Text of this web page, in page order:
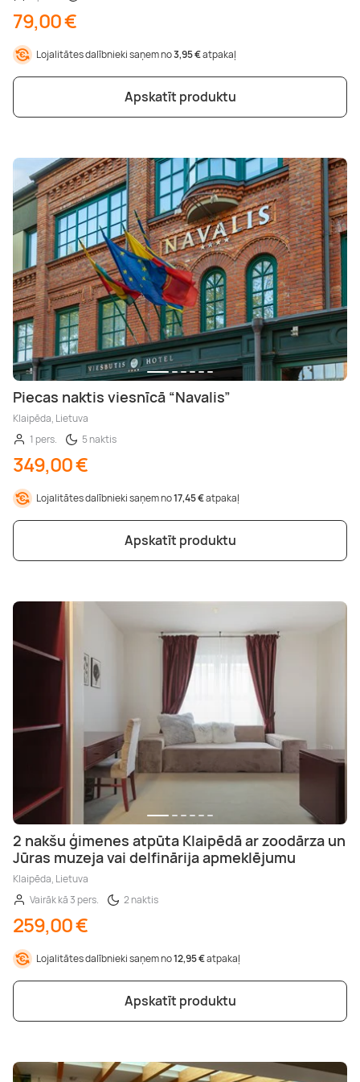
79,00 €
Lojalitātes dalībnieki saņem no3,95 €atpakaļ
Apskatīt produktu
Piecas naktis viesnīcā “Navalis”
Klaipēda, Lietuva
1 pers.
5 naktis
349,00 €
Lojalitātes dalībnieki saņem no17,45 €atpakaļ
Apskatīt produktu
2 nakšu ģimenes atpūta Klaipēdā ar zoodārza un
Jūras muzeja vai delfinārija apmeklējumu
Klaipēda, Lietuva
Vairāk kā 3 pers.
2 naktis
259,00 €
Lojalitātes dalībnieki saņem no12,95 €atpakaļ
Apskatīt produktu